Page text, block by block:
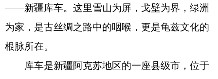
——新疆库车。这里雪山为屏，戈壁为界，绿洲
为家，是古丝绸之路中的咽喉，更是龟兹文化的
根脉所在。
库车是新疆阿克苏地区的一座县级市，位于